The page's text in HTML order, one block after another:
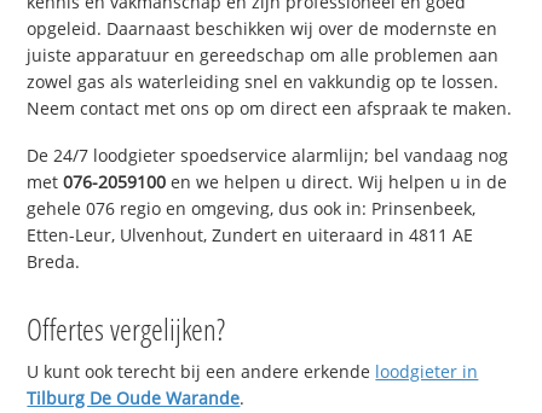
opgeleid. Daarnaast beschikken wij over de modernste en
juiste apparatuur en gereedschap om alle problemen aan
zowel gas als waterleiding snel en vakkundig op te lossen.
Neem contact met ons op om direct een afspraak te maken.
De 24/7 loodgieter spoedservice alarmlijn; bel vandaag nog
met076-2059100 en we helpen u direct. Wij helpen u in de
gehele 076 regio en omgeving, dus ook in: Prinsenbeek,
Etten-Leur, Ulvenhout, Zundert en uiteraard in 4811 AE
Breda.
Offertes vergelijken?
U kunt ook terecht bij een andere erkende loodgieter in
Tilburg De Oude Warande.